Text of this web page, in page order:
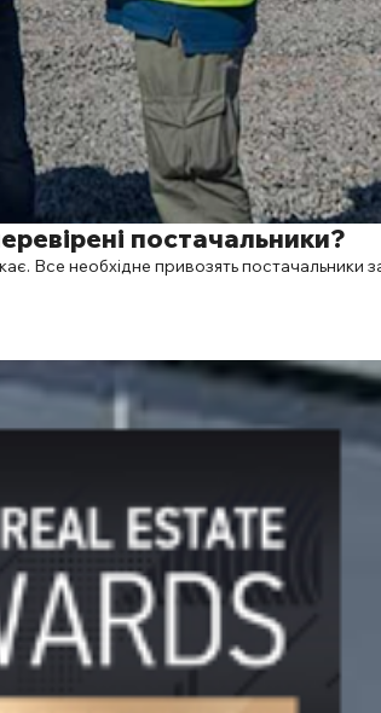
постачальники?
Все необхідне привозять постачальники